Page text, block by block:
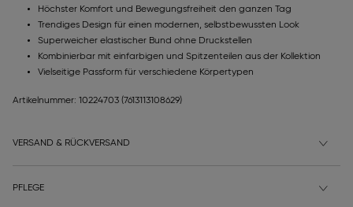
Höchster Komfort und Bewegungsfreiheit den ganzen Tag
Trendiges Design für einen modernen, selbstbewussten Look
Superweicher elastischer Bund ohne Druckstellen
Kombinierbar mit einfarbigen und Spitzenteilen aus der Kollektion
Vielseitige Passform für verschiedene Körpertypen
Artikelnummer: 10224703 (7613113108629)
VERSAND & RÜCKVERSAND
PFLEGE